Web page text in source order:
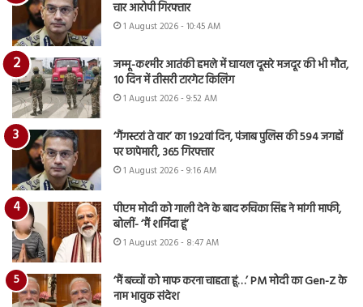
चार आरोपी गिरफ्तार
1 August 2026 - 10:45 AM
जम्मू-कश्मीर आतंकी हमले में घायल दूसरे मजदूर की भी मौत,
10 दिन में तीसरी टारगेट किलिंग
1 August 2026 - 9:52 AM
‘गैंगस्टरां ते वार’ का 192वां दिन, पंजाब पुलिस की 594 जगहों
पर छापेमारी, 365 गिरफ्तार
1 August 2026 - 9:16 AM
पीएम मोदी को गाली देने के बाद रुचिका सिंह ने मांगी माफी,
बोलीं- ‘मैं शर्मिंदा हूं’
1 August 2026 - 8:47 AM
‘मैं बच्चों को माफ करना चाहता हूं…’ PM मोदी का Gen-Z के
नाम भावुक संदेश